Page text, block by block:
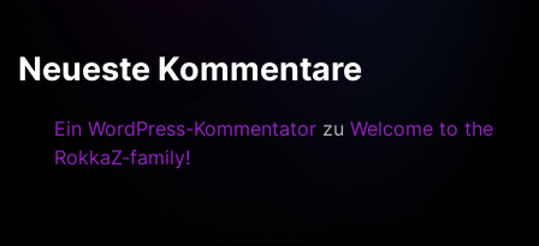
Neueste Kommentare
Ein WordPress-Kommentator zu Welcome to the
RokkaZ-family!